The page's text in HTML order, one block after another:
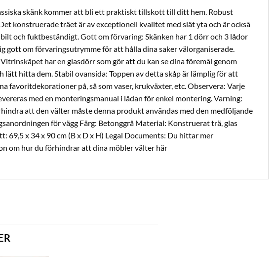
skänk kommer att bli ett praktiskt tillskott till ditt hem. Robust
konstruerade träet är av exceptionell kvalitet med slät yta och är också
och fuktbeständigt. Gott om förvaring: Skänken har 1 dörr och 3 lådor
gott om förvaringsutrymme för att hålla dina saker välorganiserade.
har en glasdörr som gör att du kan se dina föremål genom
lätt hitta dem. Stabil ovansida: Toppen av detta skåp är lämplig för att
favoritdekorationer på, så som vaser, krukväxter, etc. Observera: Varje
med en monteringsmanual i lådan för enkel montering. Varning:
att den välter måste denna produkt användas med den medföljande
för vägg Färg: Betonggrå Material: Konstruerat trä, glas
69,5 x 34 x 90 cm (B x D x H) Legal Documents: Du hittar mer
om hur du förhindrar att dina möbler välter här